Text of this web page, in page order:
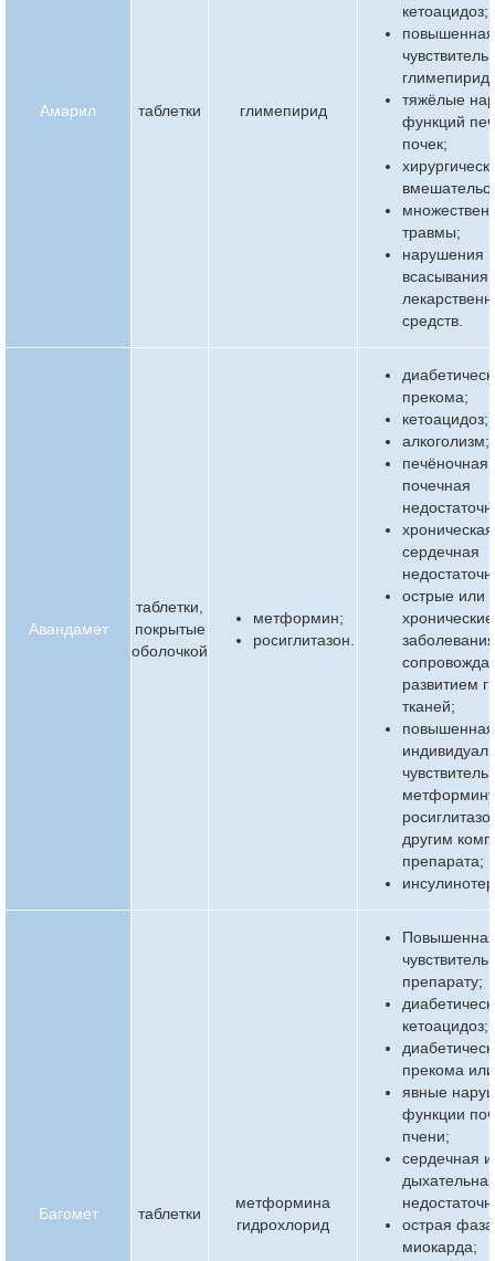
Амарил таблетки глимепирид
кетоацидоз;
повышенная
тяжёлые
функций
почек;
травмы;
нарушения
средств.
Авандамет
таблетки,
покрытые
оболочкой
метформин;
росиглитазон.
прекома;
кетоацидоз;
алкоголизм;
печёночная
почечная
хроническая
сердечная
острые или
хронические
развитием
тканей;
повышенная
другим
препарата;
Багомет таблетки
метформина
гидрохлорид
препарату;
кетоацидоз;
прекома
явные
функции
пчени;
сердечная и
острая
миокарда;